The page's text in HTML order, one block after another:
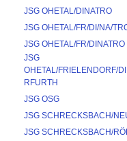
JSG OHETAL/DINATRO
JSG OHETAL/FR/DI/NA/
JSG OHETAL/FR/DINATRO
JSG
OHETAL/FRIELENDORF/
RFURTH
JSG OSG
JSG SCHRECKSBACH/
JSG SCHRECKSBACH/